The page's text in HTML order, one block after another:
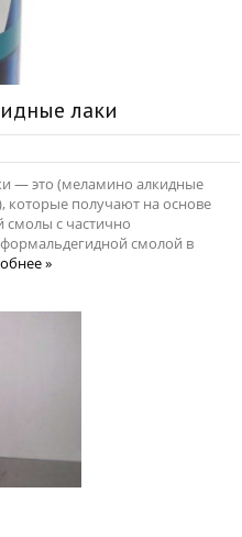
лаки
— это (меламино алкидные
которые получают на основе
с частично
смолой в
»